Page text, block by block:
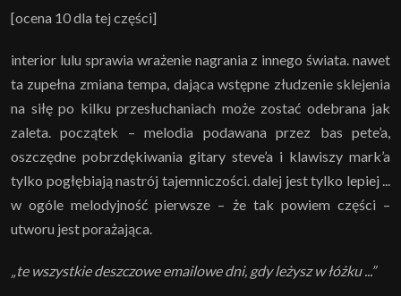
[ocena 10 dla tej części]
interior lulu sprawia wrażenie nagrania z innego świata. nawet
ta zupełna zmiana tempa, dająca wstępne złudzenie sklejenia
na siłę po kilku przesłuchaniach może zostać odebrana jak
zaleta. początek – melodia podawana przez bas pete’a,
oszczędne pobrzdękiwania gitary steve’a i klawiszy mark’a
tylko pogłębiają nastrój tajemniczości. dalej jest tylko lepiej ...
w ogóle melodyjność pierwsze – że tak powiem części –
utworu jest porażająca.
„te wszystkie deszczowe emailowe dni, gdy leżysz w łóżku ...”